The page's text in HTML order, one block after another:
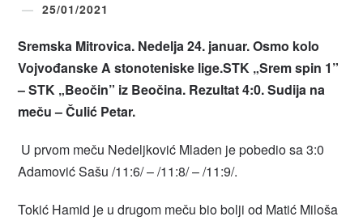
25/01/2021
Sremska Mitrovica. Nedelja 24. januar. Osmo kolo
Vojvođanske A stonoteniske lige.STK „Srem spin 1”
– STK „Beočin” iz Beočina. Rezultat 4:0. Sudija na
meču – Čulić Petar.
U prvom meču Nedeljković Mladen je pobedio sa 3:0
Adamović Sašu /11:6/ – /11:8/ – /11:9/.
Tokić Hamid je u drugom meču bio bolji od Matić Miloša